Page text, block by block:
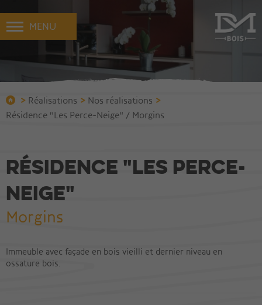
MENU
> Réalisations > Nos réalisations >
Résidence "Les Perce-Neige" / Morgins
Résidence "Les Perce-
Neige"
Morgins
Immeuble avec façade en bois vieilli et dernier niveau en
ossature bois.